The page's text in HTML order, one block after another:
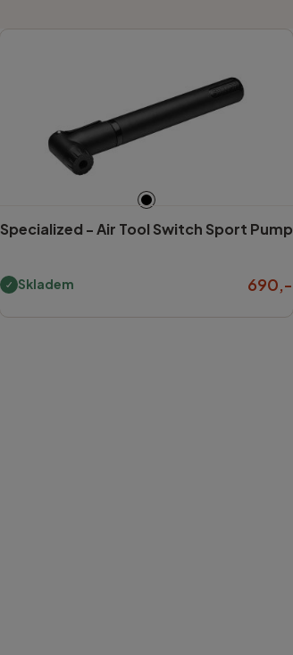
Specialized -Air Tool Switch Sport Pump
Skladem 690,-